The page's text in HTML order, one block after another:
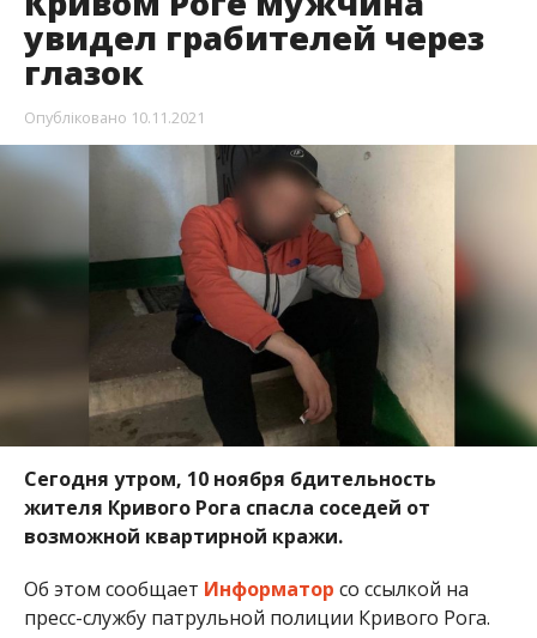
увидел грабителей через
глазок
Опубліковано 10.11.2021
Сегодня утром, 10 ноября бдительность
жителя Кривого Рога спасла соседей от
возможной квартирной кражи.
Об этом сообщает Информатор со ссылкой на
пресс-службу патрульной полиции Кривого Рога.